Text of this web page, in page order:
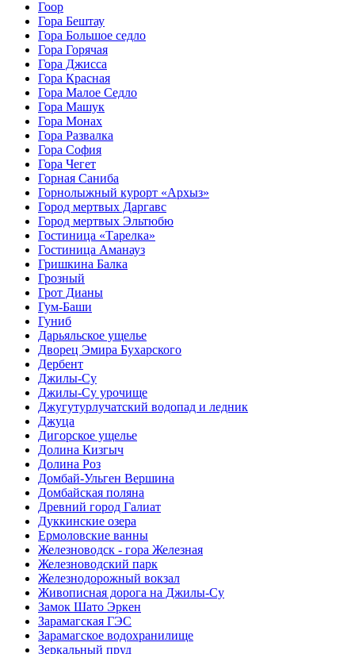
Гоор
Гора Бештау
Гора Большое седло
Гора Горячая
Гора Джисса
Гора Красная
Гора Малое Седло
Гора Машук
Гора Монах
Гора Развалка
Гора София
Гора Чегет
Горная Саниба
Горнолыжный курорт «Архыз»
Город мертвых Даргавс
Город мертвых Эльтюбю
Гостиница «Тарелка»
Гостиница Аманауз
Гришкина Балка
Грозный
Грот Дианы
Гум-Баши
Гуниб
Дарьяльское ущелье
Дворец Эмира Бухарского
Дербент
Джилы-Су
Джилы-Су урочище
Джугутурлучатский водопад и ледник
Джуца
Дигорское ущелье
Долина Кизгыч
Долина Роз
Домбай-Ульген Вершина
Домбайская поляна
Древний город Галиат
Дуккинские озера
Ермоловские ванны
Железноводск - гора Железная
Железноводский парк
Железнодорожный вокзал
Живописная дорога на Джилы-Су
Замок Шато Эркен
Зарамагская ГЭС
Зарамагское водохранилище
Зеркальный пруд